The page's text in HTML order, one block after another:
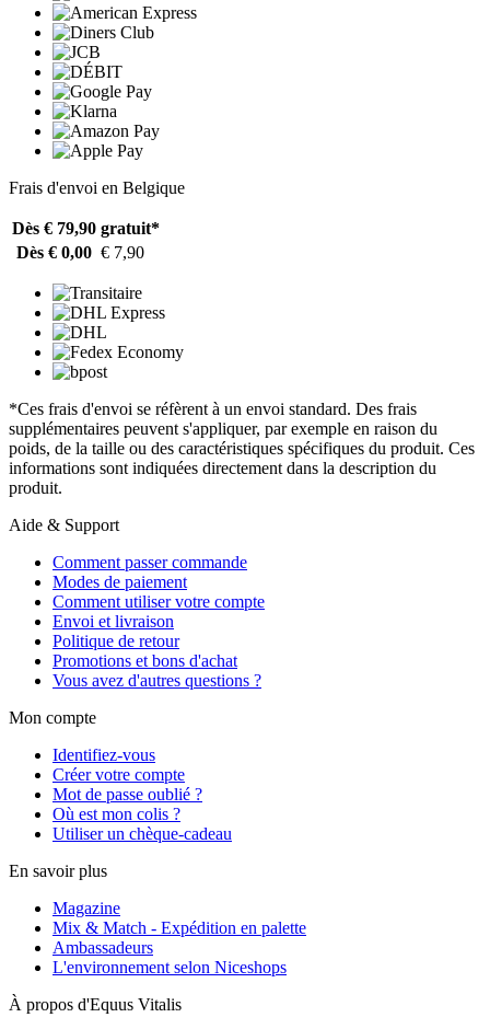
Frais d'envoi en Belgique
Dès € 79,90 gratuit*
Dès € 0,00 € 7,90
*Ces frais d'envoi se réfèrent à un envoi standard. Des frais
supplémentaires peuvent s'appliquer, par exemple en raison du
poids, de la taille ou des caractéristiques spécifiques du produit. Ces
informations sont indiquées directement dans la description du
produit.
Aide & Support
Comment passer commande
Modes de paiement
Comment utiliser votre compte
Envoi et livraison
Politique de retour
Promotions et bons d'achat
Vous avez d'autres questions ?
Mon compte
Identifiez-vous
Créer votre compte
Mot de passe oublié ?
Où est mon colis ?
Utiliser un chèque-cadeau
En savoir plus
Magazine
Mix & Match - Expédition en palette
Ambassadeurs
L'environnement selon Niceshops
À propos d'Equus Vitalis